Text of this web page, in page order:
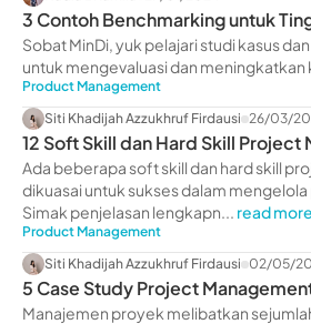
3 Contoh Benchmarking untuk
Bisnis
Sobat MinDi, yuk pelajari studi kasus
untuk mengevaluasi dan meningkatkan
Product Management
Siti Khadijah Azzukhruf Firdausi 26/03/
12 Soft Skill dan Hard Skill Project
Dikuasai
Ada beberapa soft skill dan hard skill
dikuasai untuk sukses dalam
Simak penjelasan lengkapn... read
Product Management
Siti Khadijah Azzukhruf Firdausi 02/05/
5 Case Study Project
Yuk Baca!
Manajemen proyek melibatkan